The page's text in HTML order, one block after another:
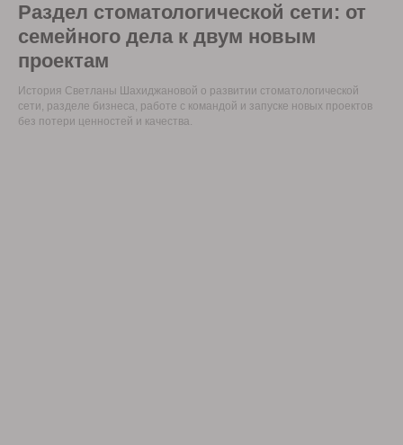
Раздел стоматологической сети: от
семейного дела к двум новым
проектам
История Светланы Шахиджановой о развитии стоматологической
сети, разделе бизнеса, работе с командой и запуске новых проектов
без потери ценностей и качества.